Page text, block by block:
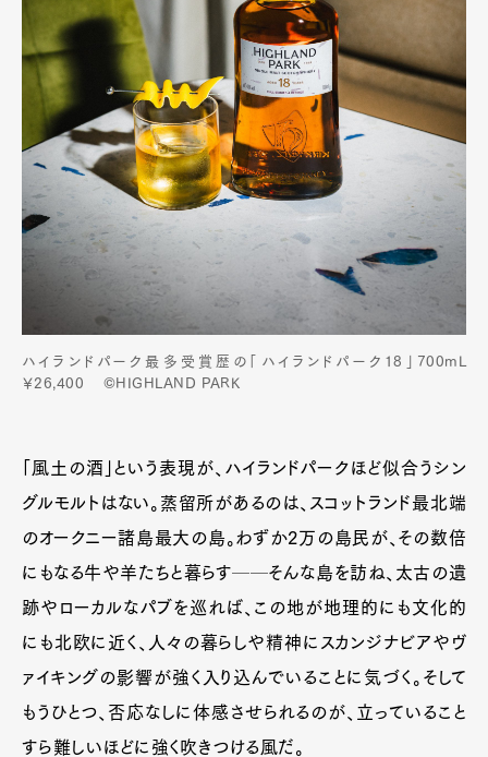
ハイランドパーク最多受賞歴の「ハイランドパーク18」700mL
￥26,400 ©HIGHLAND PARK
「風土の酒」という表現が、ハイランドパークほど似合うシン
グルモルトはない。蒸留所があるのは、スコットランド最北端
のオークニー諸島最大の島。わずか2万の島民が、その数倍
にもなる牛や羊たちと暮らす──そんな島を訪ね、太古の遺
跡やローカルなパブを巡れば、この地が地理的にも文化的
にも北欧に近く、人々の暮らしや精神にスカンジナビアやヴ
ァイキングの影響が強く入り込んでいることに気づく。そして
もうひとつ、否応なしに体感させられるのが、立っていること
すら難しいほどに強く吹きつける風だ。